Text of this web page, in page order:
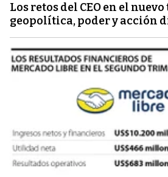
Los retos del CEO en el
geopolítica, poder y acción